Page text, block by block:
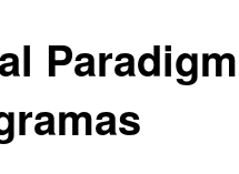
Paradigm